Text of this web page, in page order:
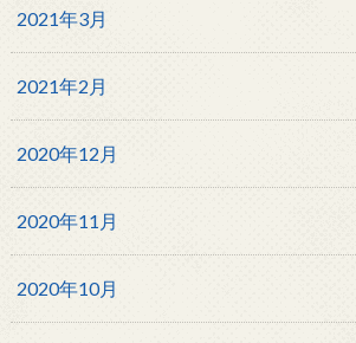
2021年3月
2021年2月
2020年12月
2020年11月
2020年10月